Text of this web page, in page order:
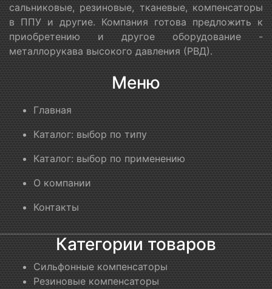
сальниковые, резиновые, тканевые, компенсаторы
в ППУ и другие. Компания готова предложить к
приобретению и другое оборудование -
металлорукава высокого давления (РВД).
Меню
Главная
Каталог: выбор по типу
Каталог: выбор по применению
О компании
Контакты
Категории товаров
Сильфонные компенсаторы
Резиновые компенсаторы